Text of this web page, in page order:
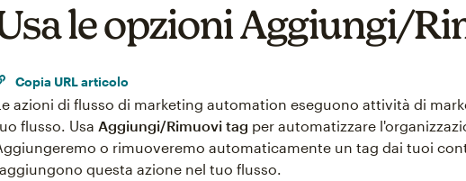
le opzioni Aggiungi/
Copia URL articolo
azioni di flusso di marketing automation eseguono attività di
flusso. Usa Aggiungi/Rimuovi tag per automatizzare
o rimuoveremo automaticamente un tag dai tuoi
questa azione nel tuo flusso.